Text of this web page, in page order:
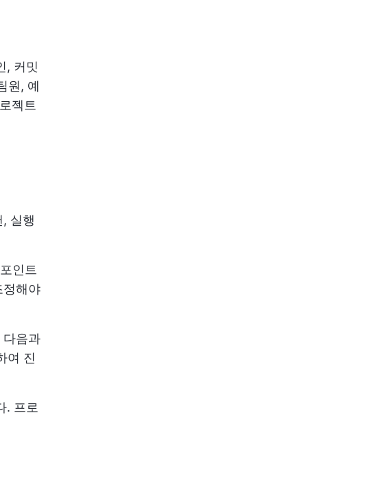
, 커밋
원, 예
젝트
실행
인트
정해야
다음과
여 진
. 프로